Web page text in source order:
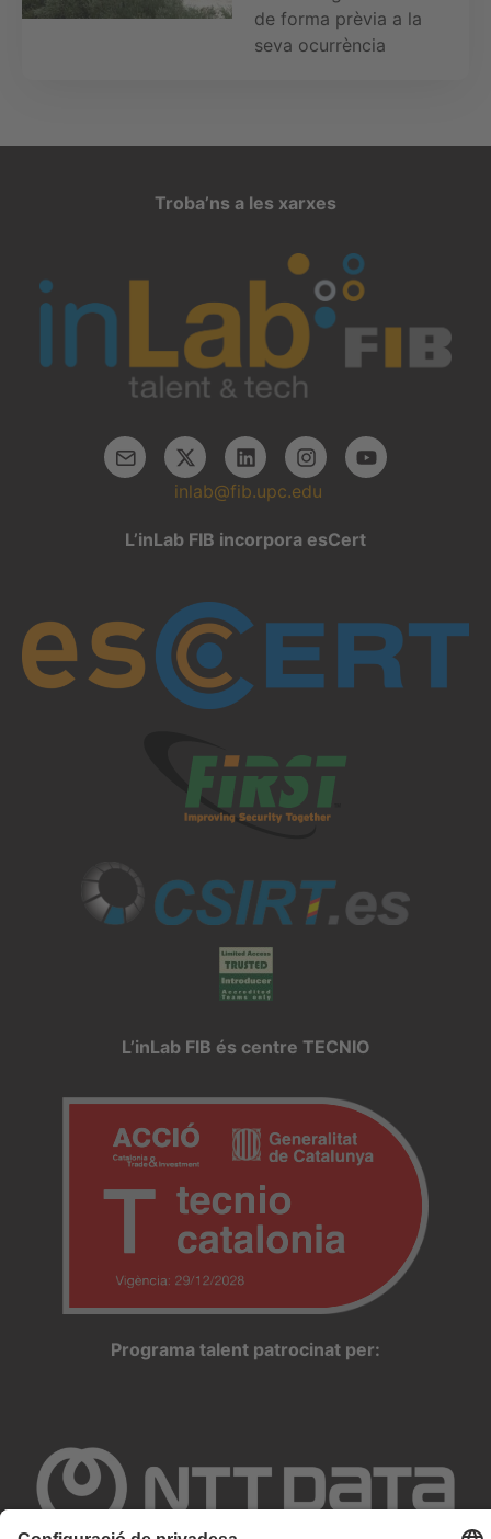
de forma prèvia a la
seva ocurrència
Troba’ns a les xarxes
inlab@fib.upc.edu
L’inLab FIB incorpora esCert
L’inLab FIB és centre TECNIO
Programa talent patrocinat per: